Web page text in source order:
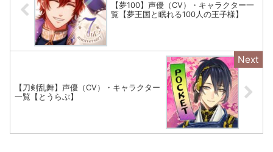
【夢100】声優（CV）・キャラクター一
覧【夢王国と眠れる100人の王子様】
【刀剣乱舞】声優（CV）・キャラクター
一覧【とうらぶ】